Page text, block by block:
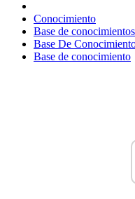
Conocimiento
Base de conocimientos
Base De
Base de conocimiento